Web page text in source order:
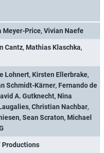
Meyer-Price, Vivian Naefe
Cantz, Mathias Klaschka,
Lohnert, Kirsten Ellerbrake,
Schmidt-Kärner, Fernando de
A. Gutknecht, Nina
, Christian Nachbar,
, Sean Scraton, Michael
Productions